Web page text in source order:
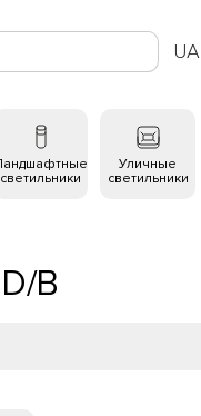
UA
светильники
Уличные
светильники
B